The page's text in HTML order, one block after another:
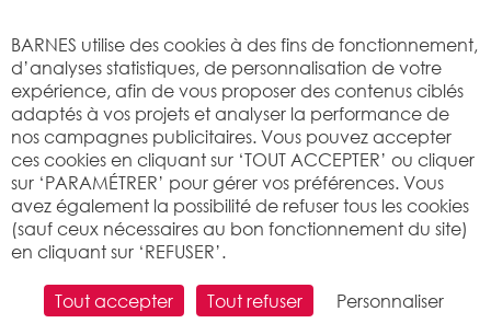
BARNES utilise des cookies à des fins de fonctionnement,
d’analyses statistiques, de personnalisation de votre
expérience, afin de vous proposer des contenus ciblés
adaptés à vos projets et analyser la performance de
nos campagnes publicitaires. Vous pouvez accepter
ces cookies en cliquant sur ‘TOUT ACCEPTER’ ou cliquer
sur ‘PARAMÉTRER’ pour gérer vos préférences. Vous
avez également la possibilité de refuser tous les cookies
(sauf ceux nécessaires au bon fonctionnement du site)
en cliquant sur ‘REFUSER’.
Tout accepter Tout refuser Personnaliser